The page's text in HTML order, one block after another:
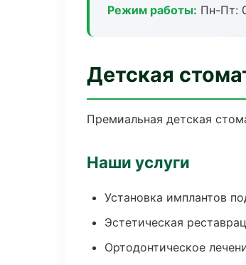
Режим работы: Пн-Пт:
Детская
Премиальная детская
Наши услуги
Установка имплантов
Эстетическая
Ортодонтическое